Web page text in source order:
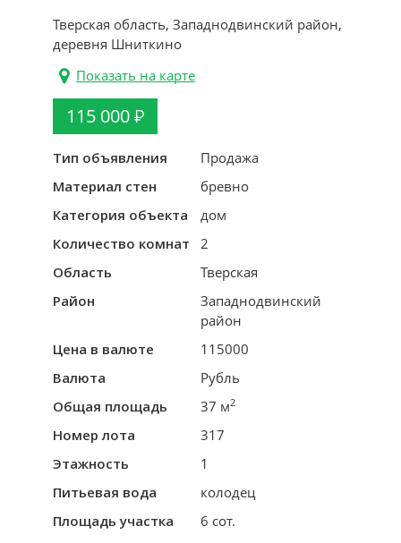
Тверская область, Западнодвинский район,
деревня Шниткино
Показать на карте
115 000
Тип объявления
Продажа
Материал стен
бревно
Категория объекта
дом
Количество комнат
2
Область
Тверская
Район
Западнодвинский
район
Цена в валюте
115000
Валюта
Рубль
Общая площадь
37 м2
Номер лота
317
Этажность
1
Питьевая вода
колодец
Площадь участка
6 сот.